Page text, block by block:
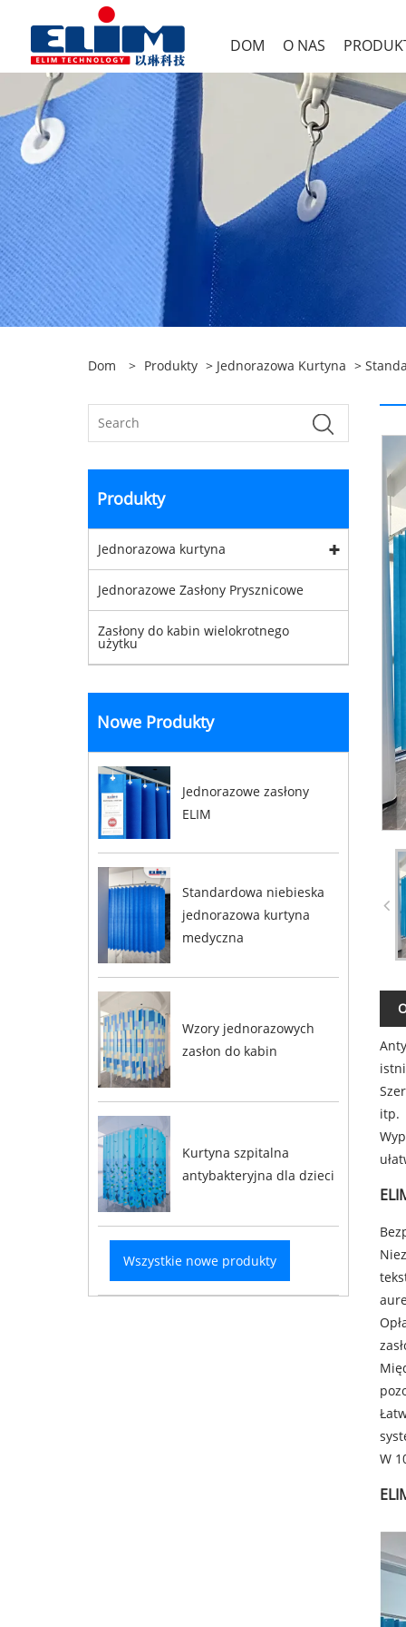
DOM O NAS
Dom > Produkty > Jednorazowa Kurtyna >
Produkty
Jednorazowa kurtyna
Jednorazowe Zasłony Prysznicowe
Zasłony do kabin wielokrotnego
użytku
Nowe Produkty
Jednorazowe zasłony
ELIM
Standardowa niebieska
jednorazowa kurtyna
medyczna
Wzory jednorazowych
zasłon do kabin
Kurtyna szpitalna
antybakteryjna dla dzieci
Wszystkie nowe produkty
itp.
W